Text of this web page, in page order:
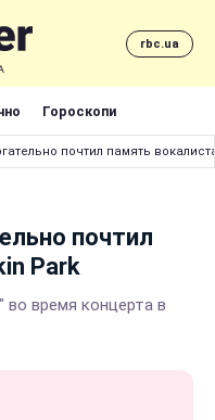
rbc.ua
Гороскопи
почтил память
почтил
Park
во время концерта в